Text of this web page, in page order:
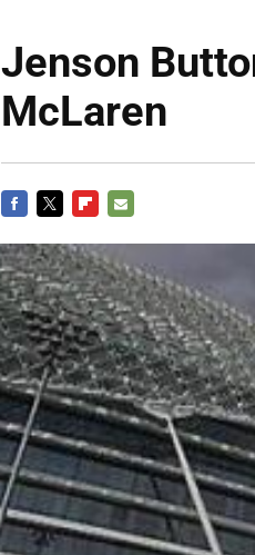
Jenson
McLaren